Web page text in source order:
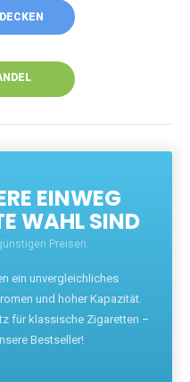
EINWEG
WAHL SIND
Preisen.
ein unvergleichliches
und hoher Kapazität.
für klassische Zigaretten –
Bestseller!